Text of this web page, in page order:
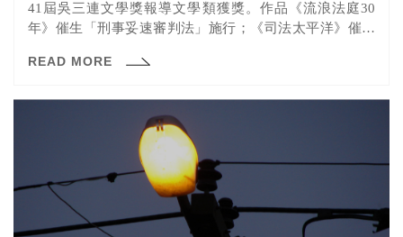
41屆吳三連文學獎報導文學類獲獎。作品《流浪法庭30
年》催生「刑事妥速審判法」施行；《司法太平洋》催生
READ MORE